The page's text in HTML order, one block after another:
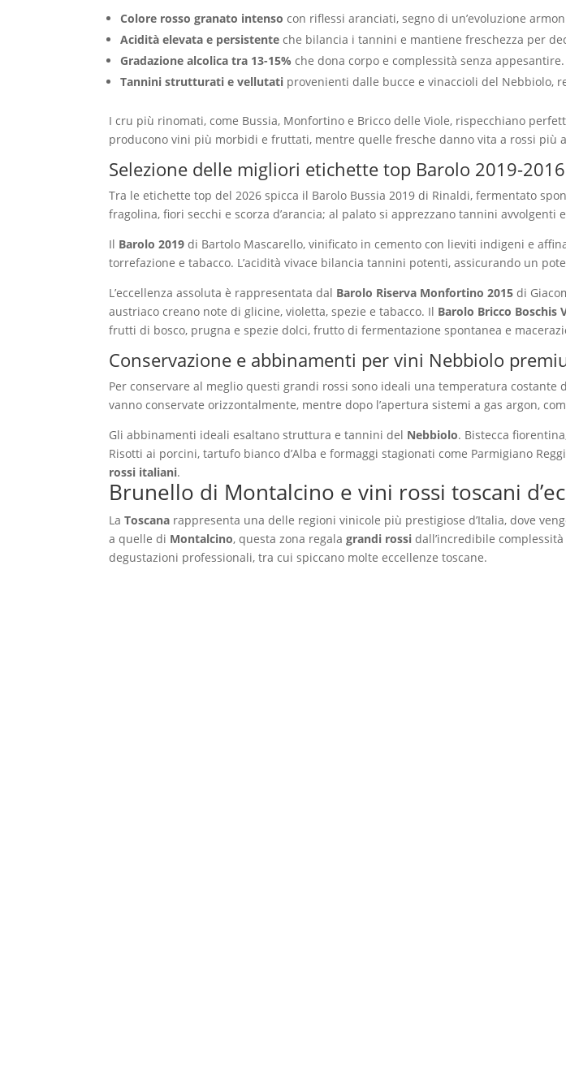
Colore rosso granato intenso con riflessi aranciati, segno di un’evoluzione
Acidità elevata e persistente che bilancia i tannini e mantiene freschezza per
Gradazione alcolica tra 13-15% che dona corpo e complessità senza appesantire.
Tannini strutturati e vellutati provenienti dalle bucce e vinaccioli del Nebbiolo,
I cru più rinomati, come Bussia, Monfortino e Bricco delle Viole, rispecchiano
producono vini più morbidi e fruttati, mentre quelle fresche danno vita a rossi più
Selezione delle migliori etichette top Barolo 2019-2016
Tra le etichette top del 2026 spicca il Barolo Bussia 2019 di Rinaldi, fermentato
fragolina, fiori secchi e scorza d’arancia; al palato si apprezzano tannini
Il Barolo 2019 di Bartolo Mascarello, vinificato in cemento con lieviti indigeni e
torrefazione e tabacco. L’acidità vivace bilancia tannini potenti, assicurando un
L’eccellenza assoluta è rappresentata dal Barolo Riserva Monfortino 2015 di
austriaco creano note di glicine, violetta, spezie e tabacco. Il Barolo Bricco Boschis
frutti di bosco, prugna e spezie dolci, frutto di fermentazione spontanea e
Conservazione e abbinamenti per vini Nebbiolo
Per conservare al meglio questi grandi rossi sono ideali una temperatura
vanno conservate orizzontalmente, mentre dopo l’apertura sistemi a gas argon,
Gli abbinamenti ideali esaltano struttura e tannini del Nebbiolo. Bistecca
Risotti ai porcini, tartufo bianco d’Alba e formaggi stagionati come Parmigiano
rossi italiani.
Brunello di Montalcino e vini rossi toscani
LaToscana rappresenta una delle regioni vinicole più prestigiose d’Italia, dove
a quelle di Montalcino, questa zona regalagrandi rossi dall’incredibile
degustazioni professionali, tra cui spiccano molte eccellenze toscane.